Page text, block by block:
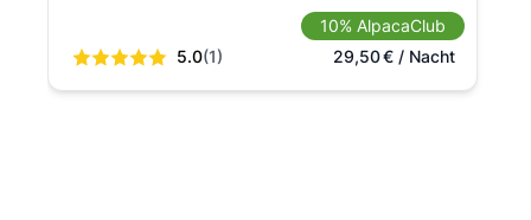
5.0(1)
10% AlpacaClub
29,50€/ Nacht